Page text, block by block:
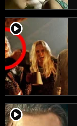
player2
player2